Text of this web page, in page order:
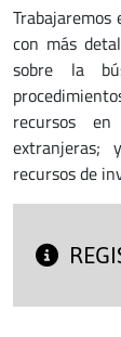
Trabajaremos
con más
sobre la
recursos
extranjeras;
recursos de